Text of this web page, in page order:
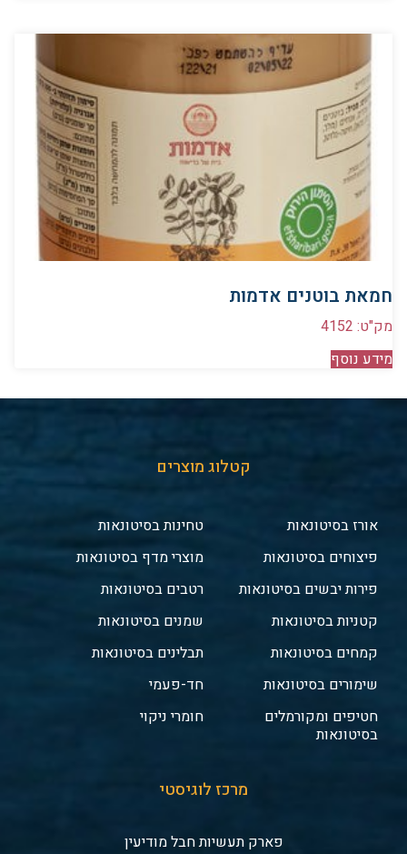
חמאת בוטנים אדמות
מק"ט: 4152
מידע נוסף
קטלוג מוצרים
אורז בסיטונאות
פיצוחים בסיטונאות
פירות יבשים בסיטונאות
קטניות בסיטונאות
קמחים בסיטונאות
שימורים בסיטונאות
חטיפים ומקורמלים
בסיטונאות
טחינות בסיטונאות
מוצרי מדף בסיטונאות
רטבים בסיטונאות
שמנים בסיטונאות
תבלינים בסיטונאות
חד-פעמי
חומרי ניקוי
מרכז לוגיסטי
פארק תעשיות חבל מודיעין